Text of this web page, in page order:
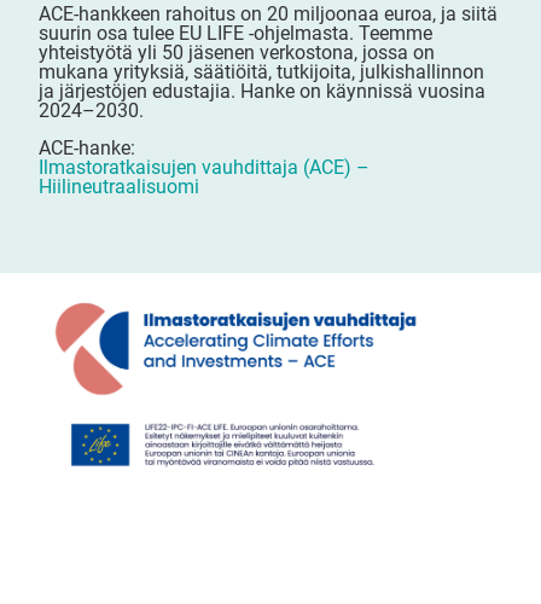
ACE-hankkeen rahoitus on 20 miljoonaa euroa, ja siitä
suurin osa tulee EU LIFE -ohjelmasta. Teemme
yhteistyötä yli 50 jäsenen verkostona, jossa on
mukana yrityksiä, säätiöitä, tutkijoita, julkishallinnon
ja järjestöjen edustajia. Hanke on käynnissä vuosina
2024–2030.
ACE-hanke:
Ilmastoratkaisujen vauhdittaja (ACE) –
Hiilineutraalisuomi